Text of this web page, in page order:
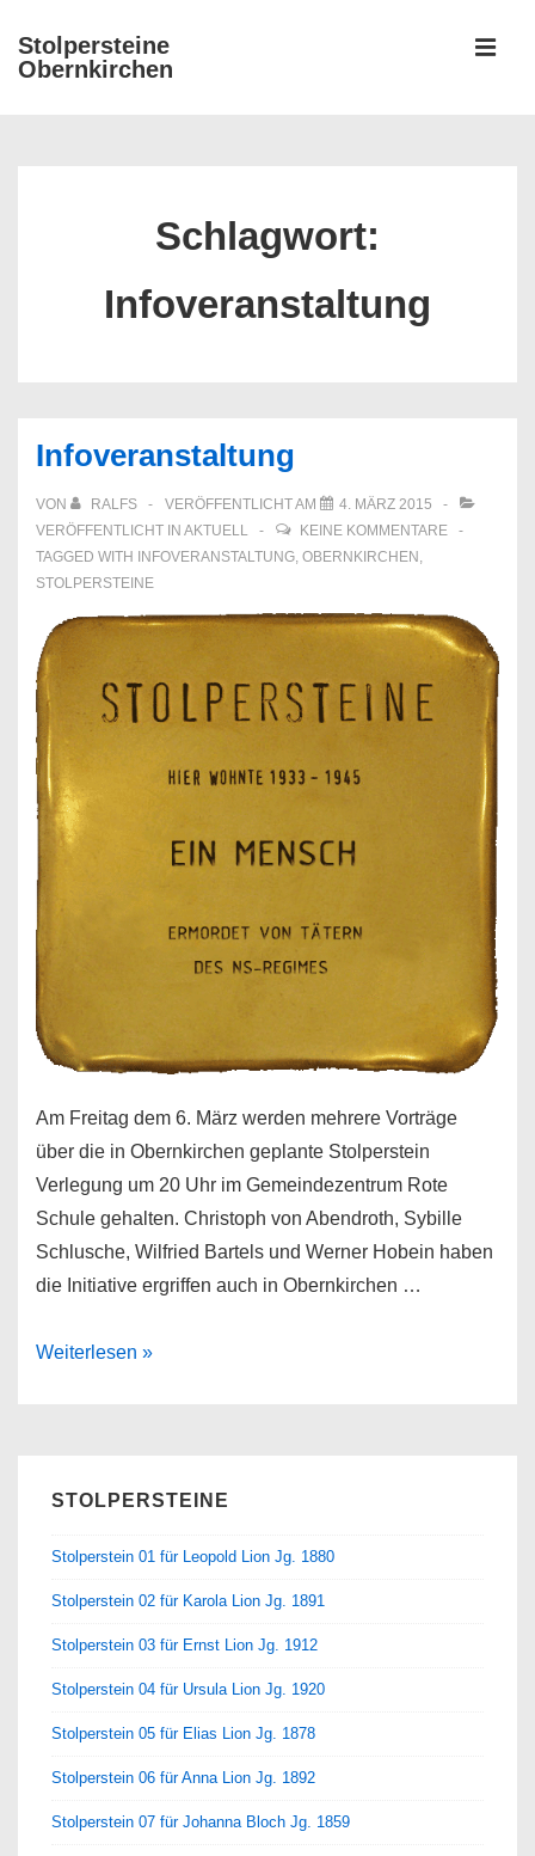
Zum
Inhalt
Stolpersteine
Obernkirchen
Schlagwort:
Infoveranstaltung
Infoveranstaltung
VON RALFS VERÖFFENTLICHT AM
4. MÄRZ 2015
VERÖFFENTLICHT IN AKTUELL
KEINE KOMMENTARE
TAGGED WITH
INFOVERANSTALTUNG, OBERNKIRCHEN ,
STOLPERSTEINE
Am Freitag dem 6. März werden mehrere Vorträge
über die in Obernkirchen geplante Stolperstein
Verlegung um 20 Uhr im Gemeindezentrum Rote
Schule gehalten. Christoph von Abendroth, Sybille
Schlusche, Wilfried Bartels und Werner Hobein haben
die Initiative ergriffen auch in Obernkirchen …
Infoveranstaltung
Weiterlesen »
STOLPERSTEINE
Stolperstein 01 für Leopold Lion Jg. 1880
Stolperstein 02 für Karola Lion Jg. 1891
Stolperstein 03 für Ernst Lion Jg. 1912
Stolperstein 04 für Ursula Lion Jg. 1920
Stolperstein 05 für Elias Lion Jg. 1878
Stolperstein 06 für Anna Lion Jg. 1892
Stolperstein 07 für Johanna Bloch Jg. 1859